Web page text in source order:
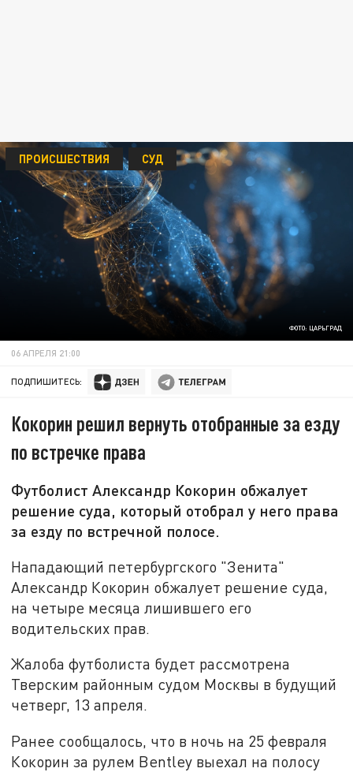
ФОТО: ЦАРЬГРАД
ПРОИСШЕСТВИЯ СУД
06 АПРЕЛЯ 21:00
ПОДПИШИТЕСЬ:
Кокорин решил вернуть отобранные за езду
по встречке права
Футболист Александр Кокорин обжалует
решение суда, который отобрал у него права
за езду по встречной полосе.
Нападающий петербургского "Зенита"
Александр Кокорин обжалует решение суда,
на четыре месяца лишившего его
водительских прав.
Жалоба футболиста будет рассмотрена
Тверским районным судом Москвы в будущий
четверг, 13 апреля.
Ранее сообщалось, что в ночь на 25 февраля
Кокорин за рулем Bentley выехал на полосу